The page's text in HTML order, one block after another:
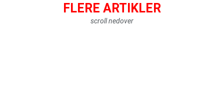
FLERE ARTIKLER
scroll nedover